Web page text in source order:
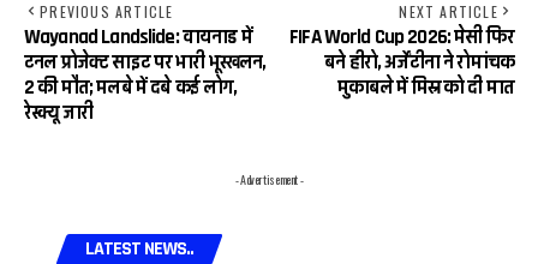
PREVIOUS ARTICLE
Wayanad Landslide: वायनाड में
टनल प्रोजेक्ट साइट पर भारी भूस्खलन,
2 की मौत; मलबे में दबे कई लोग,
रेस्क्यू जारी
NEXT ARTICLE
FIFA World Cup 2026: मेसी फिर
बने हीरो, अर्जेंटीना ने रोमांचक
मुकाबले में मिस्र को दी मात
- Advertisement -
LATEST NEWS..